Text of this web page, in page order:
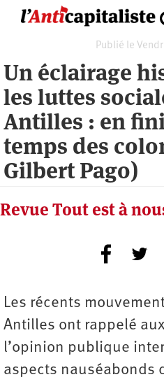
Publié le
Un éclairage
les luttes
Antilles : en
temps des
Gilbert Pago)
Revue Tout est à
Les récents
Antilles ont rappelé
l’opinion publique
aspects nauséabonds